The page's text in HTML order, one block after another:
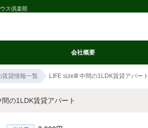
ス倶楽部
会社概要
賃貸情報一覧 LIFE sizeⅢ 中間の1LDK賃貸アパート
の1LDK賃貸アパート